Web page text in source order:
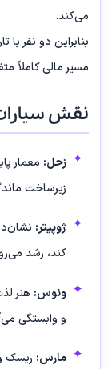
می‌کند.
بنابراین دو نفر
مسیر مالی کاملاً
نقش
زحل: معمار
زیرساخت
ژوپیتر:
کند، رشد
ونوس: هنر
و وابستگی
مارس: ریسک